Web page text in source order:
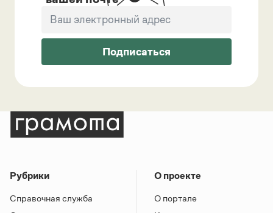
Подписаться
Рубрики
Справочная служба
О проекте
О портале